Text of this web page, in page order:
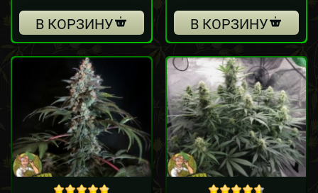
В КОРЗИНУ В КОРЗИНУ
Sale!